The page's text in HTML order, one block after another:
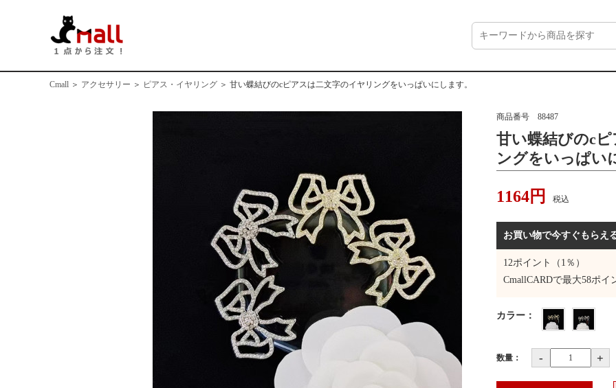
Cmall ＞ アクセサリー ＞ ピアス・イヤリング ＞ 甘い蝶結びのcピアスは二文字のイヤリングをいっぱいにします。
商品番号 88487
甘い蝶結びのc
ングをいっぱい
1164円 税込
お買い物で今すぐもらえ
12ポイント（1％）
CmallCARDで最大58ポイ
カラー ：
数量： - +